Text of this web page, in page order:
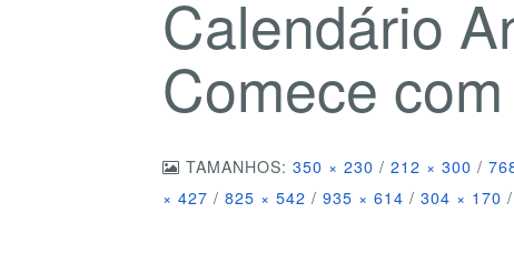
Calendário
Comece
TAMANHOS:350 × 230 / 212 × 300 /
× 427 / 825 × 542 / 935 × 614 / 304 × 170 /